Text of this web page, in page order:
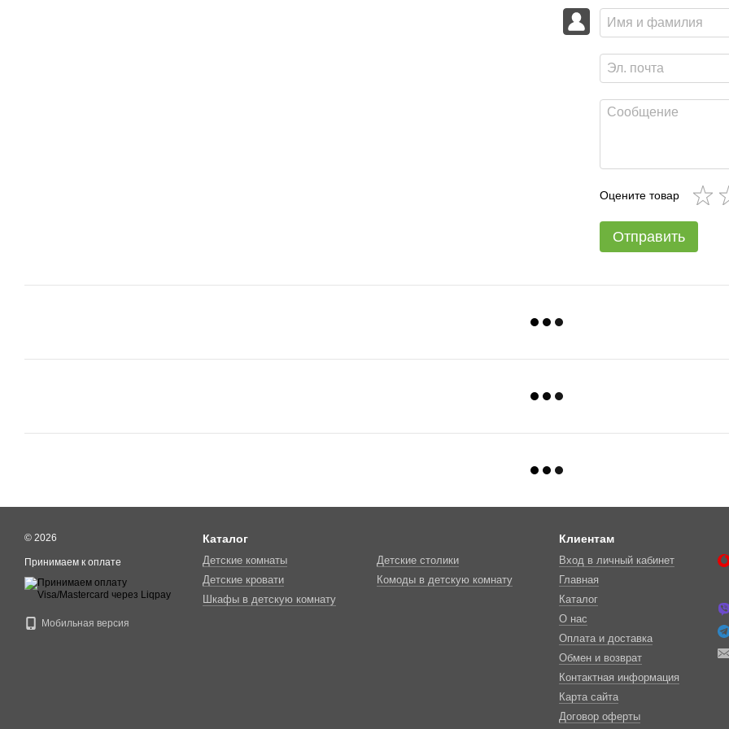
Оцените товар
Отправить
© 2026
Принимаем к оплате
Мобильная версия
Каталог
Детские комнаты
Детские кровати
Шкафы в детскую комнату
Детские столики
Комоды в детскую комнату
Клиентам
Вход в личный кабинет
Главная
Каталог
О нас
Оплата и доставка
Обмен и возврат
Контактная информация
Карта сайта
Договор оферты